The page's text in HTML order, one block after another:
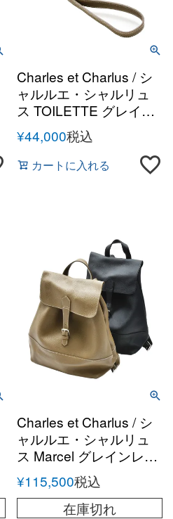
Charles et Charlus / シ
ャルルエ・シャルリュ
ス TOILETTE グレイン
レザー ショルダーポー
チ
¥44,000税込
カートに入れる
Charles et Charlus / シ
ャルルエ・シャルリュ
ス Marcel グレインレザ
ー バッグパック
¥115,500税込
在庫切れ